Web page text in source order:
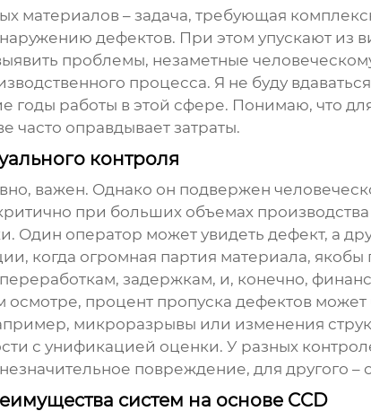
материалов – задача, требующая
дефектов. При этом упускают из
проблемы, незаметные
процесса. Я не буду
годы работы в этой сфере. Понимаю, что
часто оправдывает затраты.
контроля
важен. Однако он подвержен
при больших объемах
Один оператор может увидеть дефект, а
когда огромная партия материала,
задержкам, и, конечно,
процент пропуска дефектов
микроразрывы или изменения
с унификацией оценки. У разных
повреждение, для другого
систем на основе CCD